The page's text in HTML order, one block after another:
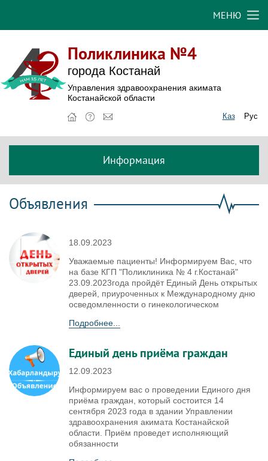
МЕНЮ
Поликлиника №4
города Костанай
Управления здравоохранения акимата
Костанайской области
Каз Рус
Информация
Объявления
18.09.2023
Уважаемые пациенты! Информируем Вас, что
на базе КГП "Поликлиника № 4 г.Костанай"
23.09.2023года пройдёт Единый День открытых
дверей, приуроченных к Международному дню
осведомленности о гинекологическом
Подробнее...
Единый день приёма граждан
12.09.2023
Информируем вас о проведении Единого дня
приёма граждан, который состоится 14
сентября 2023 года в здании Управлении
здравоохранения акимата Костанайской
области. Приём проведет исполняющий
обязанности